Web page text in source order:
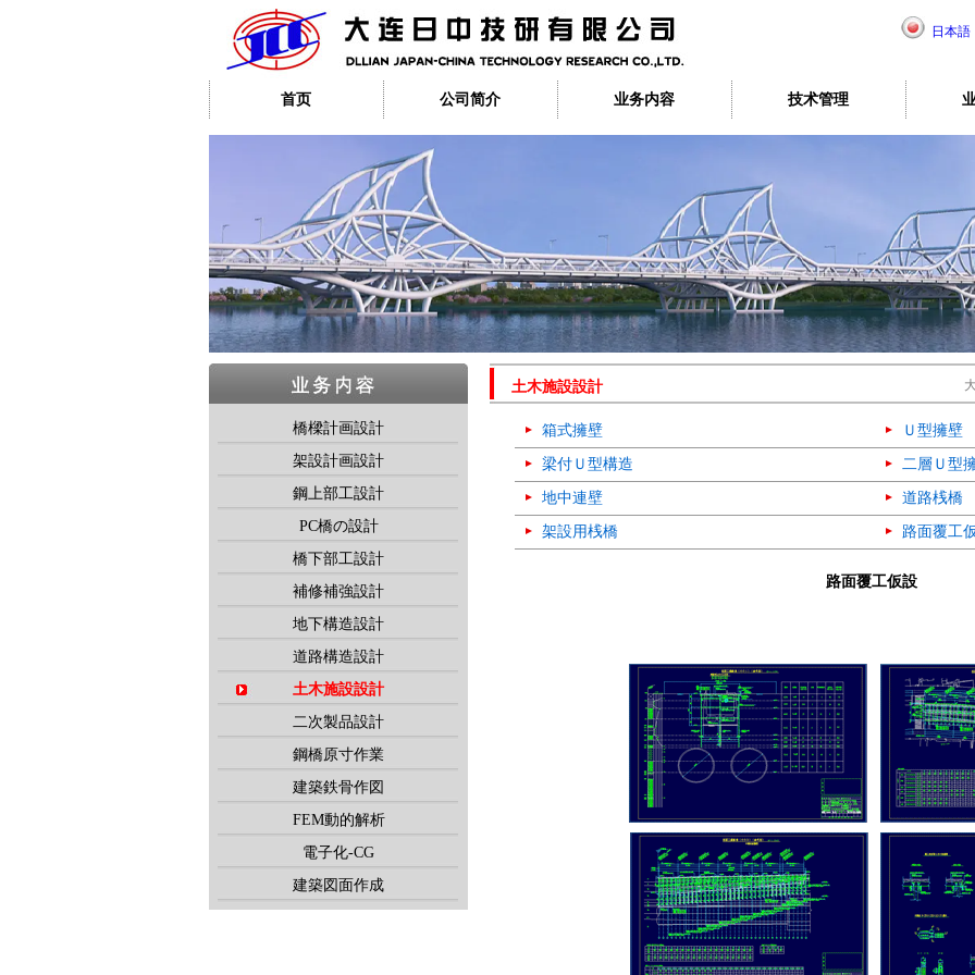
日本語
首页 公司简介 业务内容 技术管理
橋樑計画設計
架設計画設計
鋼上部工設計
PC橋の設計
橋下部工設計
補修補強設計
地下構造設計
道路構造設計
土木施設設計
二次製品設計
鋼橋原寸作業
建築鉄骨作図
FEM動的解析
電子化-CG
建築図面作成
土木施設設計
箱式擁壁 Ｕ型擁壁
梁付Ｕ型構造 二層Ｕ型
地中連壁 道路桟橋
架設用桟橋 路面覆工
路面覆工仮設